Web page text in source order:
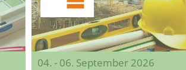
04. - 06. September 2026